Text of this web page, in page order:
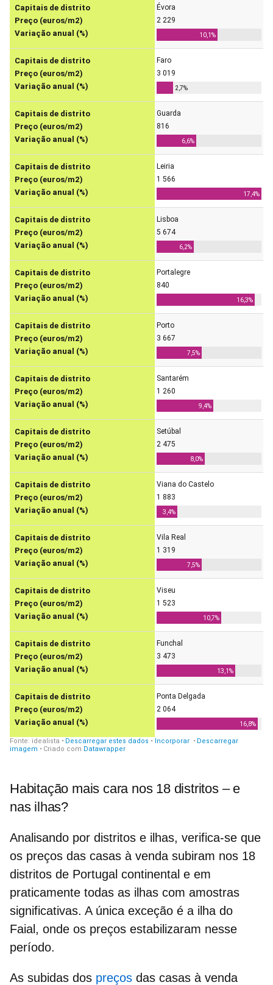
Habitação mais cara nos 18 distritos – e
nas ilhas?
Analisando por distritos e ilhas, verifica-se que
os preços das casas à venda subiram nos 18
distritos de Portugal continental e em
praticamente todas as ilhas com amostras
significativas. A única exceção é a ilha do
Faial, onde os preços estabilizaram nesse
período.
As subidas dos preços das casas à venda